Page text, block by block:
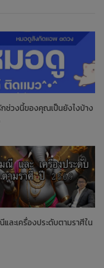
กช่วงนี้ของคุณเป็นยังไงบ้าง
ะเครื่องประดับตามราศีใน